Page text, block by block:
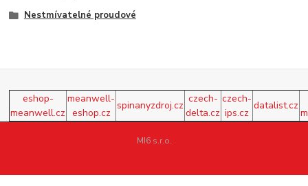
Nestmívatelné proudové
eshop-
meanwell.cz
meanwell-
eshop.cz
spinanyzdroj.cz
czech-
delta.cz
czech-
ips.cz
datalist.cz
MI6 s.r.o.